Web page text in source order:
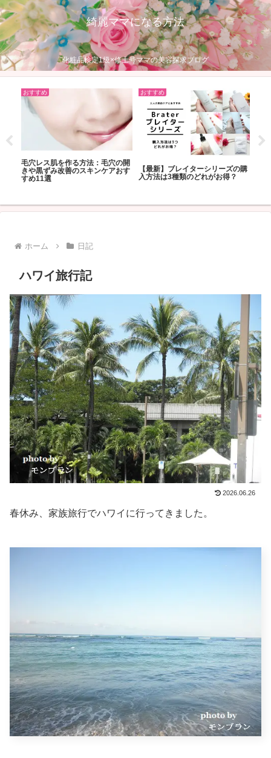
綺麗ママになる方法
化粧品検定1級×修士号ママの美容探求ブログ
おすすめ
毛穴レス肌を作る方法：毛穴の開
きや黒ずみ改善のスキンケアおす
すめ11選
おすすめ
【最新】ブレイターシリーズの購
入方法は3種類のどれがお得？
ホーム 日記
ハワイ旅行記
2026.06.26
春休み、家族旅行でハワイに行ってきました。